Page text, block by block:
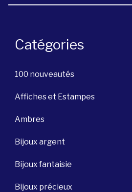
Catégories
100 nouveautés
Affiches et Estampes
Ambres
Bijoux argent
Bijoux fantaisie
Bijoux précieux